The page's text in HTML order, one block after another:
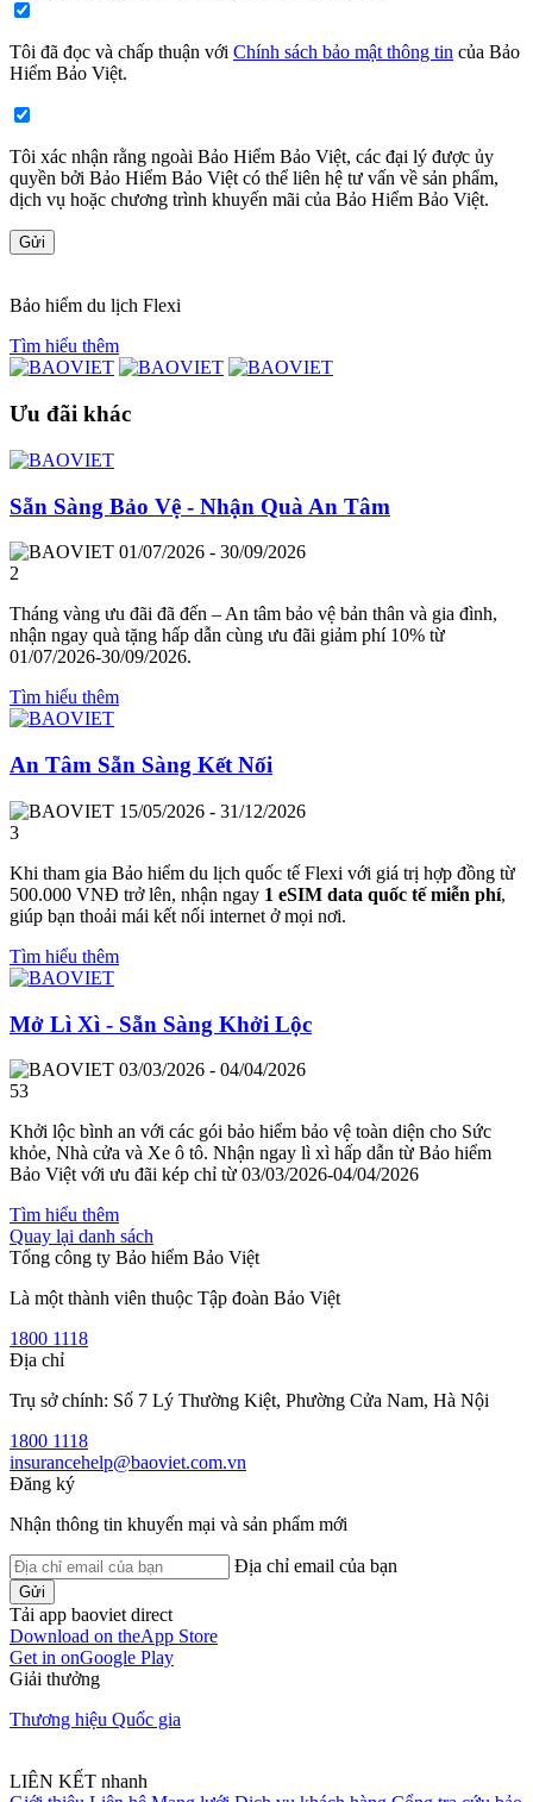
Tôi đã đọc và chấp thuận với Chính sách bảo mật thông tin của Bảo
Hiểm Bảo Việt​.
Tôi xác nhận rằng ngoài Bảo Hiểm Bảo Việt, các đại lý được ủy
quyền bởi Bảo Hiểm Bảo Việt có thể liên hệ tư vấn về sản phẩm,
dịch vụ hoặc chương trình khuyến mãi của Bảo Hiểm Bảo Việt​.
Gửi
Bảo hiểm du lịch Flexi
Tìm hiểu thêm
Ưu đãi khác
Sẵn Sàng Bảo Vệ - Nhận Quà An Tâm
01/07/2026 - 30/09/2026
2
Tháng vàng ưu đãi đã đến – An tâm bảo vệ bản thân và gia đình,
nhận ngay quà tặng hấp dẫn cùng ưu đãi giảm phí 10% từ
01/07/2026-30/09/2026.
Tìm hiểu thêm
An Tâm Sẵn Sàng Kết Nối
15/05/2026 - 31/12/2026
3
Khi tham gia Bảo hiểm du lịch quốc tế Flexi với giá trị hợp đồng từ
500.000 VNĐ trở lên, nhận ngay 1 eSIM data quốc tế miễn phí,
giúp bạn thoải mái kết nối internet ở mọi nơi.
Tìm hiểu thêm
Mở Lì Xì - Sẵn Sàng Khởi Lộc
03/03/2026 - 04/04/2026
53
Khởi lộc bình an với các gói bảo hiểm bảo vệ toàn diện cho Sức
khỏe, Nhà cửa và Xe ô tô. Nhận ngay lì xì hấp dẫn từ Bảo hiểm
Bảo Việt với ưu đãi kép chỉ từ 03/03/2026-04/04/2026
Tìm hiểu thêm
Quay lại danh sách
Tổng công ty Bảo hiểm Bảo Việt
Là một thành viên thuộc Tập đoàn Bảo Việt
1800 1118
Địa chỉ
Trụ sở chính: Số 7 Lý Thường Kiệt, Phường Cửa Nam, Hà Nội
1800 1118
insurancehelp@baoviet.com.vn
Đăng ký
Nhận thông tin khuyến mại và sản phẩm mới
Địa chỉ email của bạn
Gửi
Tải app baoviet direct
Download on theApp Store
Get in onGoogle Play
Giải thưởng
Thương hiệu Quốc gia
LIÊN KẾT nhanh